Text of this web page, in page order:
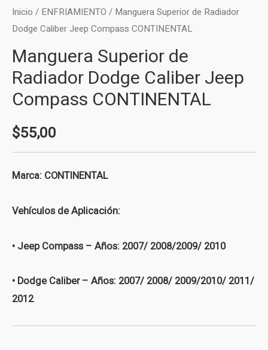
Inicio / ENFRIAMIENTO / Manguera Superior de Radiador
Dodge Caliber Jeep Compass CONTINENTAL
Manguera Superior de
Radiador Dodge Caliber Jeep
Compass CONTINENTAL
$55,00
Marca: CONTINENTAL
Vehículos de Aplicación:
• Jeep Compass – Años: 2007/ 2008/2009/ 2010
• Dodge Caliber – Años: 2007/ 2008/ 2009/2010/ 2011/
2012